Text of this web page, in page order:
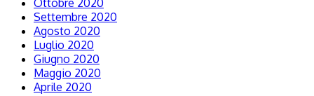
Ottobre 2020
Settembre 2020
Agosto 2020
Luglio 2020
Giugno 2020
Maggio 2020
Aprile 2020